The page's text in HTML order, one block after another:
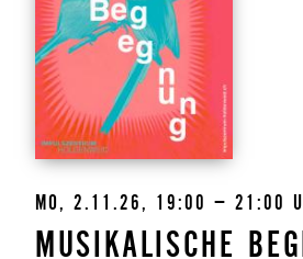
MO, 2.11.26, 19:00 – 21:00
MUSIKALISCHE